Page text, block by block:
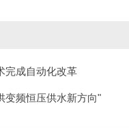
完成自动化改革
变频恒压供水新方向"